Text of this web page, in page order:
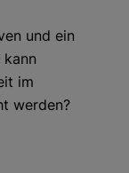
und ein
kann
im
werden?